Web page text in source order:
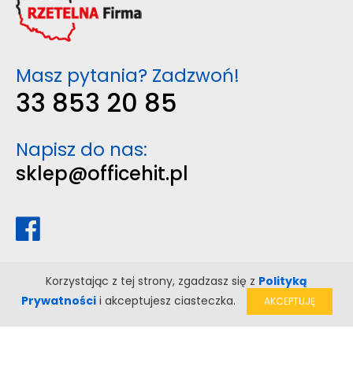
Masz pytania? Zadzwoń!
33 853 20 85
Napisz do nas:
sklep@officehit.pl
Korzystając z tej strony, zgadzasz się z Polityką
Prywatnościi akceptujesz ciasteczka. AKCEPTUJĘ